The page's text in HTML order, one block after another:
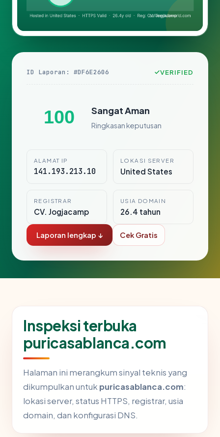
ID Laporan: #DF6E2606 VERIFIED
100 Sangat Aman
Ringkasan keputusan
ALAMAT IP
141.193.213.10
LOKASI SERVER
United States
REGISTRAR
CV. Jogjacamp
USIA DOMAIN
26.4 tahun
Laporan lengkap ↓ Cek Gratis
Inspeksi terbuka
puricasablanca.com
Halaman ini merangkum sinyal teknis yang
dikumpulkan untukpuricasablanca.com:
lokasi server, status HTTPS, registrar, usia
domain, dan konfigurasi DNS.